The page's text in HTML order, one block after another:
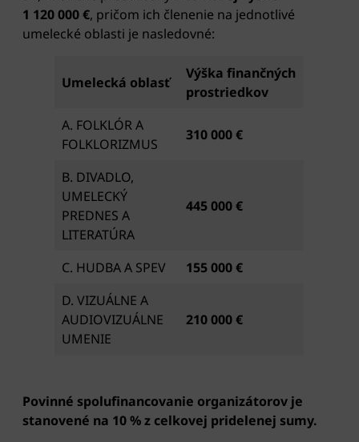
1 120 000 €, pričom ich členenie na jednotlivé
umelecké oblasti je nasledovné:
Umelecká oblasť
Výška finančných
prostriedkov
A. FOLKLÓR A
FOLKLORIZMUS
310 000 €
B. DIVADLO,
UMELECKÝ
PREDNES A
LITERATÚRA
445 000 €
C. HUDBA A SPEV
155 000 €
D. VIZUÁLNE A
AUDIOVIZUÁLNE
UMENIE
210 000 €
Povinné spolufinancovanie organizátorov je
stanovené na 10 % z celkovej pridelenej sumy.